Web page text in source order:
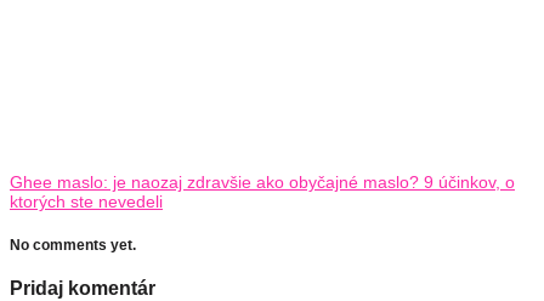
Ghee maslo: je naozaj zdravšie ako obyčajné maslo? 9 účinkov, o
ktorých ste nevedeli
No comments yet.
Pridaj komentár